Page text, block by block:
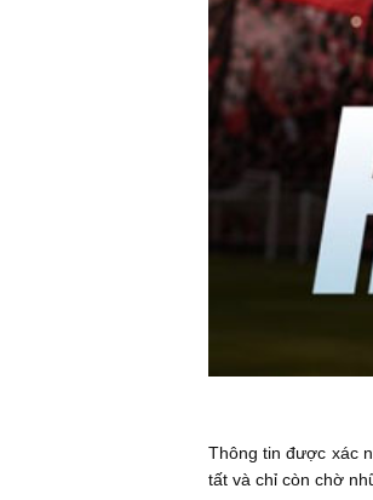
Thông tin được xác
tất và chỉ còn chờ